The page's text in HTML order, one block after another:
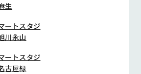
生
ートスタジ
川永山
ートスタジ
古屋緑